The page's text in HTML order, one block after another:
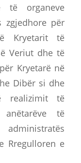
të organeve
zgjedhore për
Kryetarit të
Veriut dhe të
Kryetarë në
Dibër si dhe
realizimit të
të
Rregulloren e